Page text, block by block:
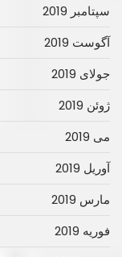
سپتامبر 2019
آگوست 2019
جولای 2019
ژوئن 2019
می 2019
آوریل 2019
مارس 2019
فوریه 2019